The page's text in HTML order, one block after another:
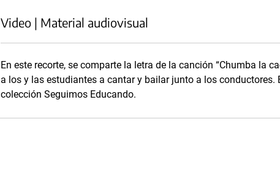
Video | Material audiovisual
En este recorte, se comparte la letra de la canción “Chumba la
a los y las estudiantes a cantar y bailar junto a los conductores.
colección Seguimos Educando.